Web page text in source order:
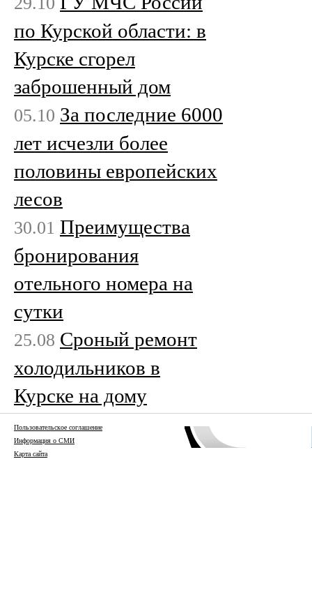
по Курской области: в
Курске сгорел
заброшенный дом
05.10 За последние 6000
лет исчезли более
половины европейских
лесов
30.01 Преимущества
бронирования
отельного номера на
сутки
25.08 Сроный ремонт
холодильников в
Курске на дому
Пользовательское соглашение
Информация о СМИ
Карта сайта